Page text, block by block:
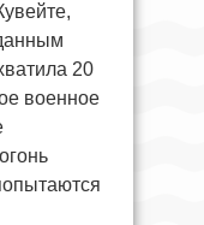
20
военное